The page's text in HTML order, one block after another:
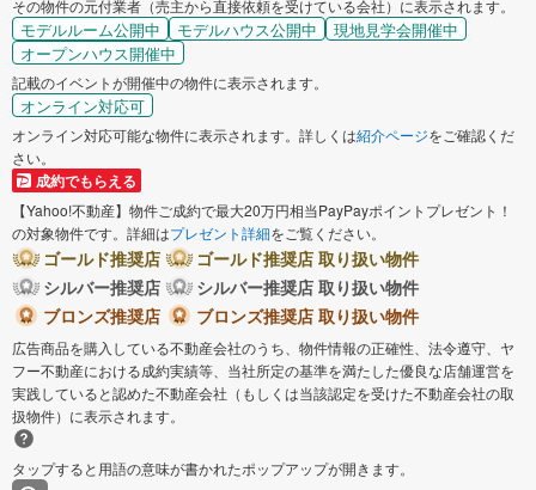
その物件の元付業者（売主から直接依頼を受けている会社）に表示されます。
モデルルーム公開中 モデルハウス公開中
現地見学会開催中
オープンハウス開催中
記載のイベントが開催中の物件に表示されます。
オンライン対応可
オンライン対応可能な物件に表示されます。詳しくは紹介ページをご確認くだ
さい。
成約でもらえる
【Yahoo!不動産】物件ご成約で最大20万円相当PayPayポイントプレゼント！
の対象物件です。詳細はプレゼント詳細をご覧ください。
ゴールド推奨店
ゴールド推奨店 取り扱い物件
シルバー推奨店
シルバー推奨店 取り扱い物件
ブロンズ推奨店
ブロンズ推奨店 取り扱い物件
広告商品を購入している不動産会社のうち、物件情報の正確性、法令遵守、ヤ
フー不動産における成約実績等、当社所定の基準を満たした優良な店舗運営を
実践していると認めた不動産会社（もしくは当該認定を受けた不動産会社の取
扱物件）に表示されます。
タップすると用語の意味が書かれたポップアップが開きます。